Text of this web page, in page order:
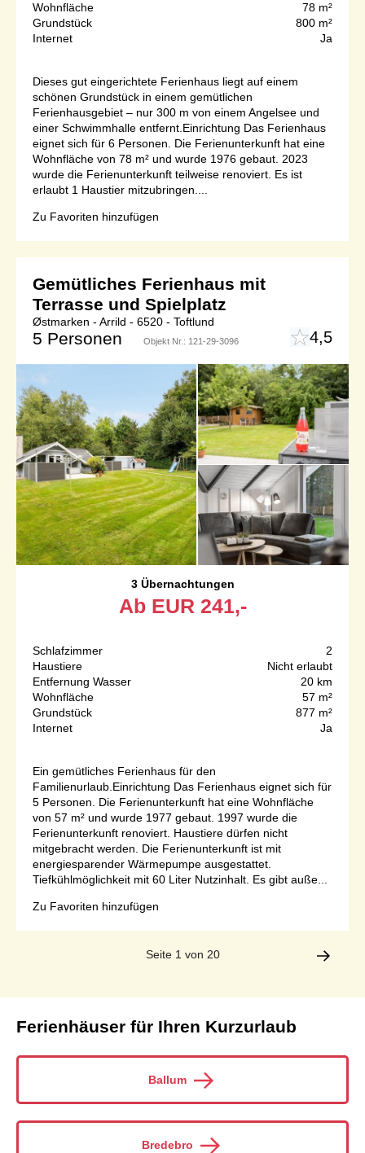
Wohnfläche
78 m²
Grundstück
800 m²
Internet
Ja
Dieses gut eingerichtete Ferienhaus liegt auf einem
schönen Grundstück in einem gemütlichen
Ferienhausgebiet – nur 300 m von einem Angelsee und
einer Schwimmhalle entfernt.Einrichtung Das Ferienhaus
eignet sich für 6 Personen. Die Ferienunterkunft hat eine
Wohnfläche von 78 m² und wurde 1976 gebaut. 2023
wurde die Ferienunterkunft teilweise renoviert. Es ist
erlaubt 1 Haustier mitzubringen....
Zu Favoriten hinzufügen
Gemütliches Ferienhaus mit
Terrasse und Spielplatz
Østmarken - Arrild - 6520 - Toftlund
5 Personen Objekt Nr.: 121-29-3096 4,5
3 Übernachtungen
Ab EUR 241,-
Schlafzimmer
2
Haustiere
Nicht erlaubt
Entfernung Wasser
20 km
Wohnfläche
57 m²
Grundstück
877 m²
Internet
Ja
Ein gemütliches Ferienhaus für den
Familienurlaub.Einrichtung Das Ferienhaus eignet sich für
5 Personen. Die Ferienunterkunft hat eine Wohnfläche
von 57 m² und wurde 1977 gebaut. 1997 wurde die
Ferienunterkunft renoviert. Haustiere dürfen nicht
mitgebracht werden. Die Ferienunterkunft ist mit
energiesparender Wärmepumpe ausgestattet.
Tiefkühlmöglichkeit mit 60 Liter Nutzinhalt. Es gibt auße...
Zu Favoriten hinzufügen
Seite 1 von 20
Ferienhäuser für Ihren Kurzurlaub
Ballum
Bredebro